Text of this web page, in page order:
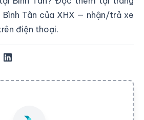
Tân của XHX — nhận/trả xe
điện thoại.